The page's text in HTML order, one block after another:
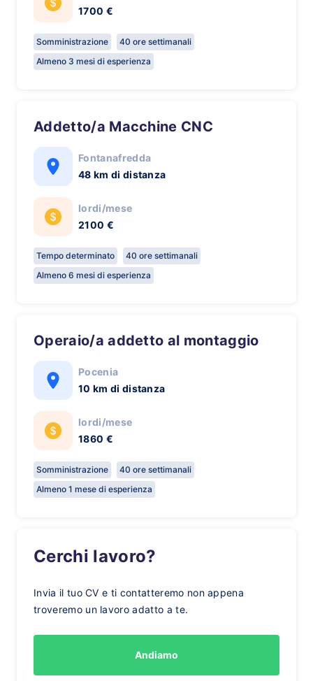
1700 €
Somministrazione
40 ore settimanali
Almeno 3 mesi di esperienza
Addetto/a Macchine CNC
Fontanafredda
48 km di distanza
lordi/mese
2100 €
Tempo determinato
40 ore settimanali
Almeno 6 mesi di esperienza
Operaio/a addetto al montaggio
Pocenia
10 km di distanza
lordi/mese
1860 €
Somministrazione
40 ore settimanali
Almeno 1 mese di esperienza
Cerchi lavoro?
Invia il tuo CV e ti contatteremo non appena
troveremo un lavoro adatto a te.
Andiamo